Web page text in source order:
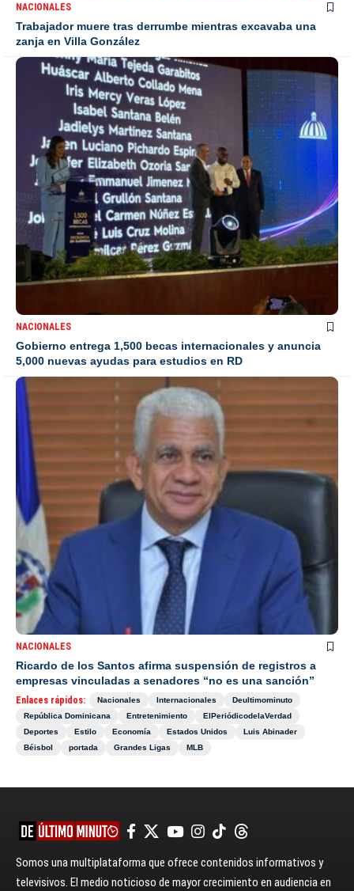
NACIONALES
Trabajador muere tras derrumbe mientras excavaba una
zanja en Villa González
NACIONALES
Gobierno entrega 1,500 becas internacionales y anuncia
5,000 nuevas ayudas para estudios en RD
NACIONALES
Ricardo de los Santos afirma suspensión de registros a
empresas vinculadas a senadores “no es una sanción”
Enlaces rápidos: Nacionales Internacionales
Deultimominuto
República Dominicana
Entretenimiento
ElPeriódicodelaVerdad
Deportes
Estilo Economía Estados Unidos
Luis Abinader
Béisbol
portada Grandes Ligas MLB
Somos una multiplataforma que ofrece contenidos informativos y
televisivos. El medio noticioso de mayor crecimiento en audiencia en